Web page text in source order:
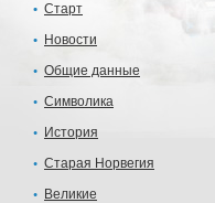
Старт
Новости
Общие данные
Символика
История
Старая Норвегия
Великие